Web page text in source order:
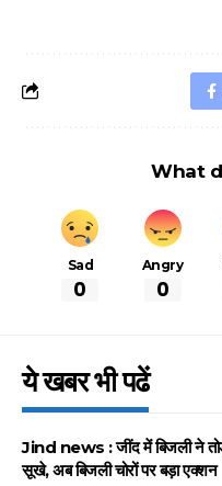
What
Sad
0
Angry
0
ये खबर भी पढें
Jind news : जींद में बिजली ने
सूखे, अब बिजली चोरों पर बड़ा एक्शन